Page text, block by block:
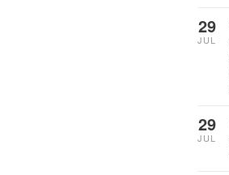
29
JUL
29
JUL